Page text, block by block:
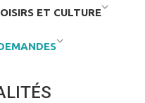
ET CULTURE